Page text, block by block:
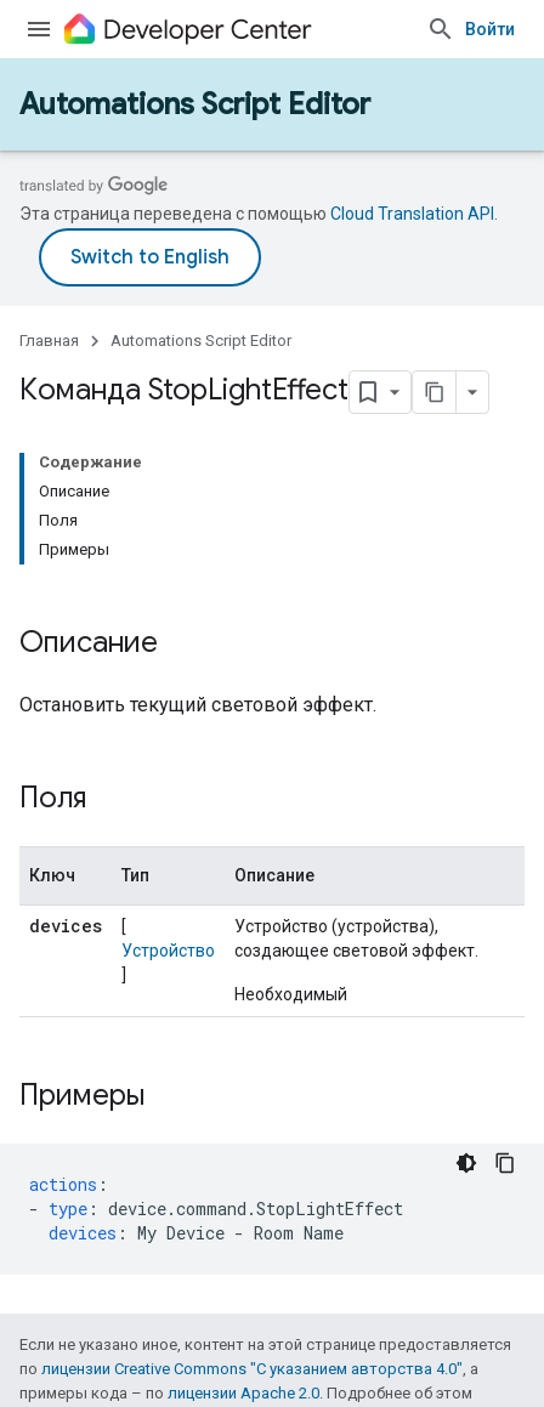
Войти
Automations Script Editor
Эта страница переведена с помощью Cloud Translation API
Главная Automations Script Editor
Команда StopLightEffect
Содержание
Описание
Поля
Примеры
Описание
Остановить текущий световой эффект.
Поля
Ключ Тип Описание
devices
[
Устройство
]
Устройство (устройства),
создающее световой эффект.
Необходимый
Примеры
actions :
- type : device.command.StopLightEffect
devices : My Device - Room Name
Если не указано иное, контент на этой странице предоставляется
по лицензии Creative Commons "С указанием авторства 4.0", а
примеры кода – по лицензии Apache 2.0. Подробнее об этом